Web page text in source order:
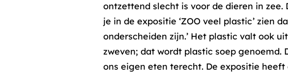
ontzettend slecht is voor de dieren in
je in de expositie ‘ZOO veel plastic’ zien
onderscheiden zijn.’ Het plastic valt ook
zweven; dat wordt plastic soep
ons eigen eten terecht. De expositie